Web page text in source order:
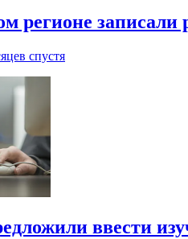
регионе записали
спустя
ввести